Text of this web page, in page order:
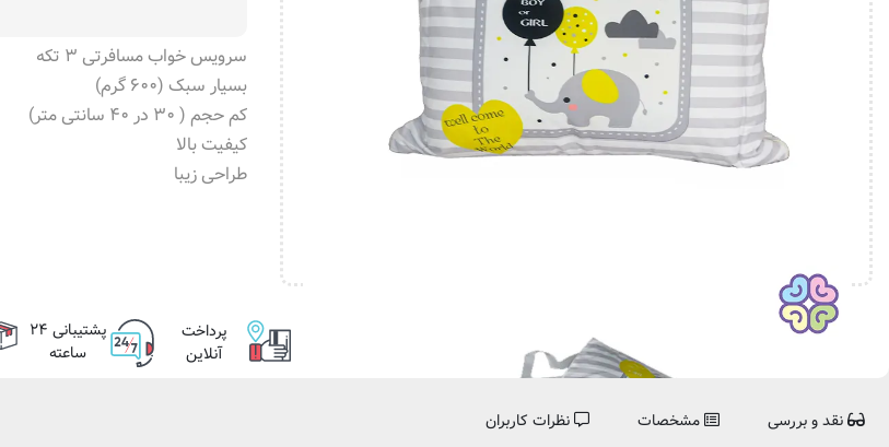
سرویس خواب مسافرتی ۳ تکه
بسیار سبک (۶۰۰ گرم)
کم حجم ( ۳۰ در ۴۰ سانتی متر)
کیفیت بالا
طراحی زیبا
پرداخت
آنلاین
پشتیبانی ۲۴
ساعته
نقد و بررسی مشخصات نظرات کاربران